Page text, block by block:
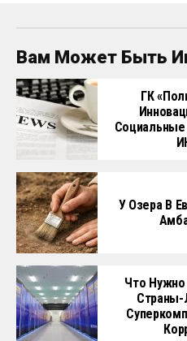
Вам Может Быть
ГК
У Озера В
Что